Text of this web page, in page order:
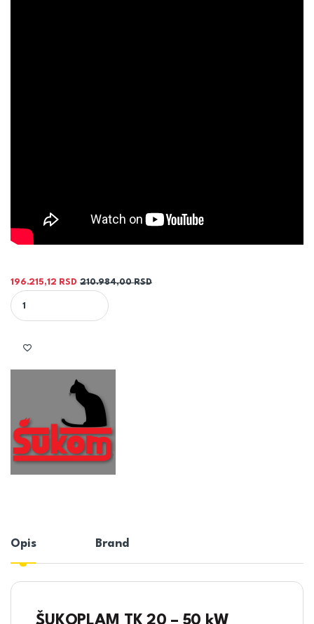
196.215,12 RSD 210.984,00RSD
KOTAO ŠUKOPLAM TK 50KW - ŠUKOM quantity
Opis Brand
ŠUKOPLAM TK 20 – 50 kW